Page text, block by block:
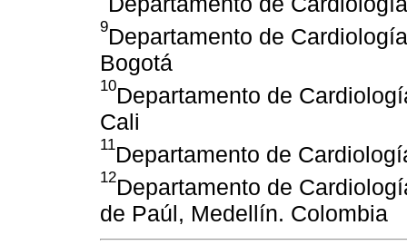
9Departamento de
Bogotá
10Departamento de
Cali
11Departamento de
12Departamento de
de Paúl, Medellín. Colombia